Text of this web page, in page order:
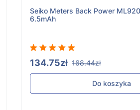
Seiko Meters Back Power
6.5mAh
134.75zł 168.44zł
Do koszyka